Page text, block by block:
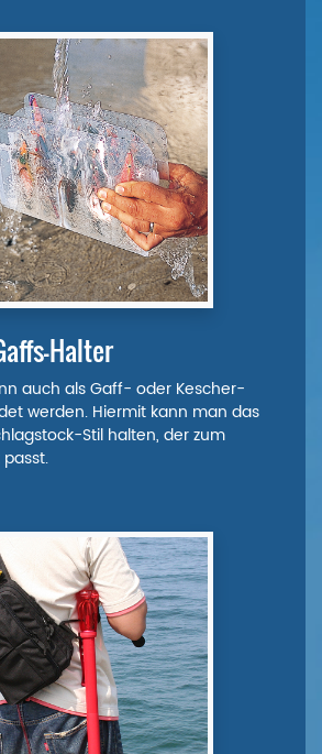
Halter
auch als Gaff- oder Kescher-
werden. Hiermit kann man das
Stil halten, der zum